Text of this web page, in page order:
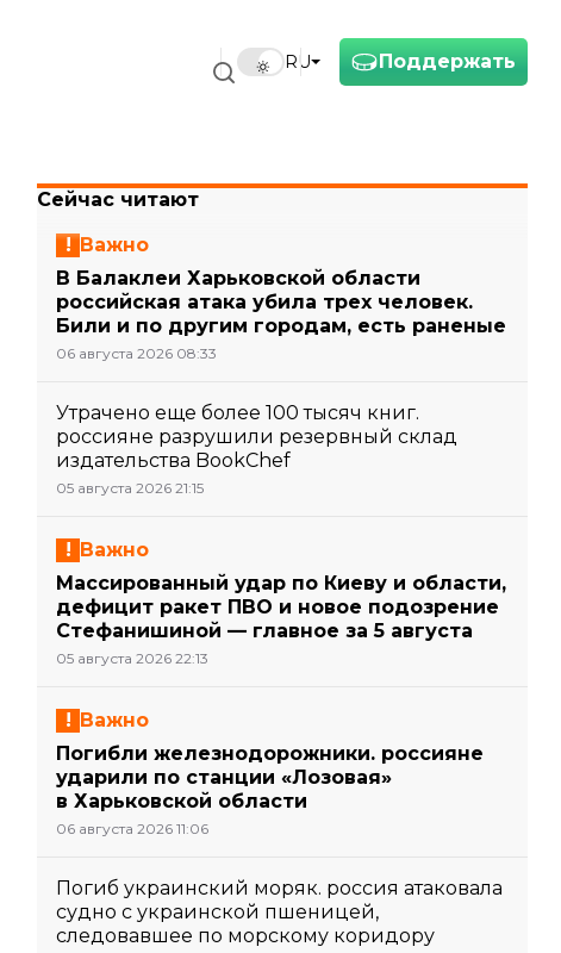
Поддержать
RU
Сейчас читают
Важно
В Балаклеи Харьковской области
российская атака убила трех человек.
Били и по другим городам, есть раненые
06 августа 2026 08:33
Утрачено еще более 100 тысяч книг.
россияне разрушили резервный склад
издательства BookChef
05 августа 2026 21:15
Важно
Массированный удар по Киеву и области,
дефицит ракет ПВО и новое подозрение
Стефанишиной — главное за 5 августа
05 августа 2026 22:13
Важно
Погибли железнодорожники. россияне
ударили по станции «Лозовая»
в Харьковской области
06 августа 2026 11:06
Погиб украинский моряк. россия атаковала
судно с украинской пшеницей,
следовавшее по морскому коридору